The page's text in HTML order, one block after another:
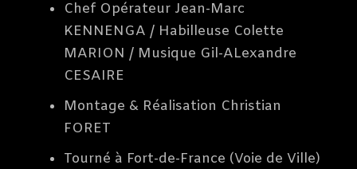
Chef Opérateur Jean-Marc
KENNENGA / Habilleuse Colette
MARION / Musique Gil-ALexandre
CESAIRE
Montage & Réalisation Christian
FORET
Tourné à Fort-de-France (Voie de Ville)